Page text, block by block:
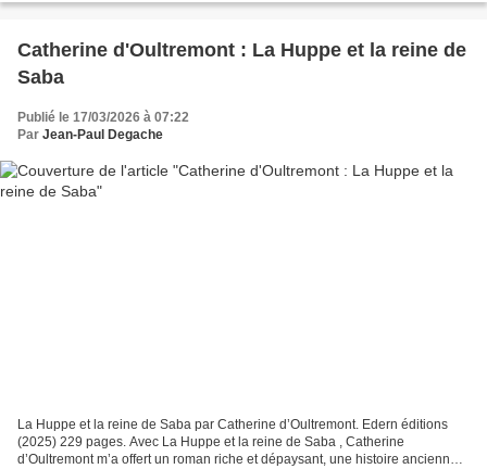
Catherine d'Oultremont : La Huppe et la reine de
Saba
Publié le 17/03/2026 à 07:22
Par Jean-Paul Degache
La Huppe et la reine de Saba par Catherine d’Oultremont. Edern éditions
(2025) 229 pages. Avec La Huppe et la reine de Saba , Catherine
d’Oultremont m’a offert un roman riche et dépaysant, une histoire ancienne,